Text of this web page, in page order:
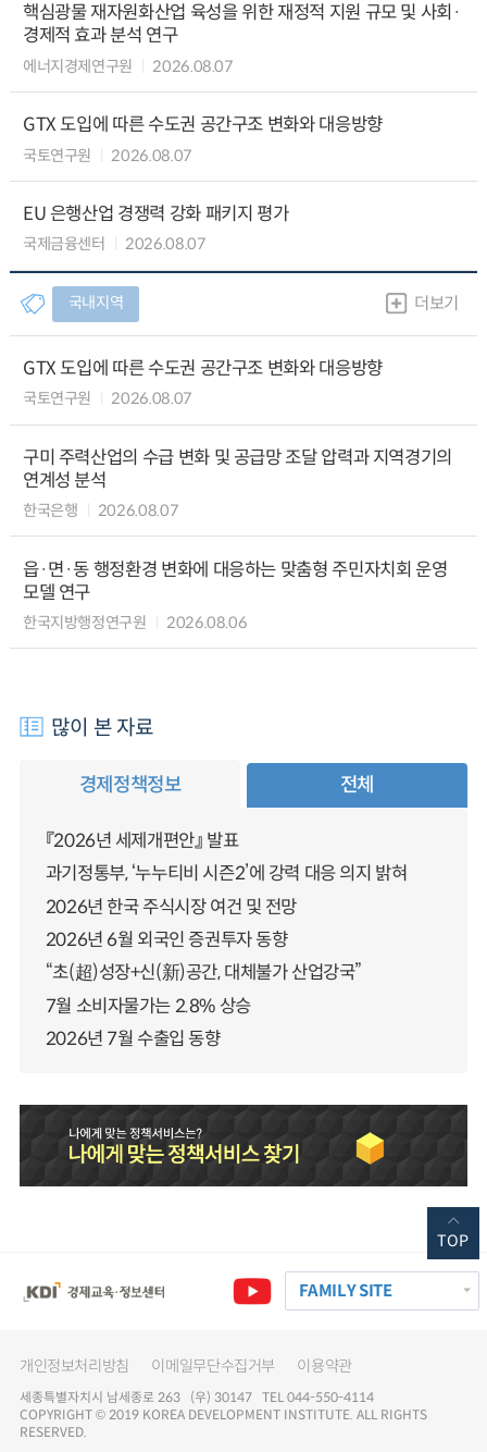
핵심광물 재자원화산업 육성을 위한 재정적 지원 규모 및 사회·
경제적 효과 분석 연구
에너지경제연구원 2026.08.07
GTX 도입에 따른 수도권 공간구조 변화와 대응방향
국토연구원 2026.08.07
EU 은행산업 경쟁력 강화 패키지 평가
국제금융센터 2026.08.07
국내지역 더보기
GTX 도입에 따른 수도권 공간구조 변화와 대응방향
국토연구원 2026.08.07
구미 주력산업의 수급 변화 및 공급망 조달 압력과 지역경기의
연계성 분석
한국은행 2026.08.07
읍·면·동 행정환경 변화에 대응하는 맞춤형 주민자치회 운영
모델 연구
한국지방행정연구원 2026.08.06
많이 본 자료
경제정책정보 전체
『2026년 세제개편안』 발표
과기정통부, ‘누누티비 시즌2’에 강력 대응 의지 밝혀
2026년 한국 주식시장 여건 및 전망
2026년 6월 외국인 증권투자 동향
“초(超)성장+신(新)공간, 대체불가 산업강국”
7월 소비자물가는 2.8% 상승
2026년 7월 수출입 동향
FAMILY SITE
개인정보처리방침 이메일무단수집거부 이용약관
세종특별자치시 남세종로 263 (우) 30147 TEL 044-550-4114
COPYRIGHT © 2019 KOREA DEVELOPMENT INSTITUTE. ALL RIGHTS
RESERVED.
TOP